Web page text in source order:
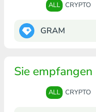
ALL CRYPTO
GRAM
Sie empfangen
ALL CRYPTO